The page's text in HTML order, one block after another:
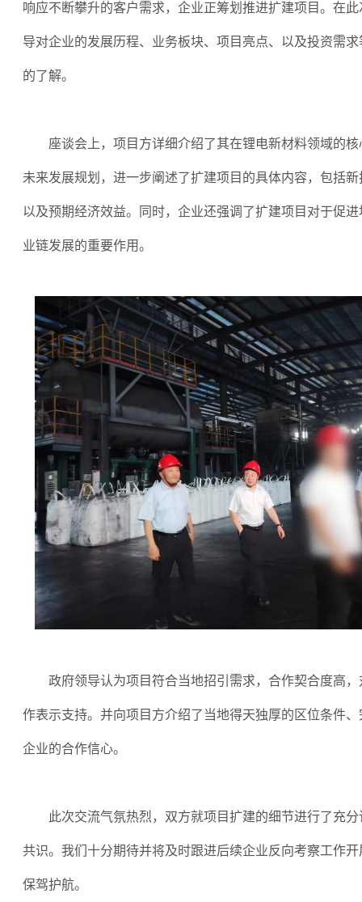
响应不断攀升的客户需求，企业正筹划推进扩建项目。在
导对企业的发展历程、业务板块、项目亮点、以及投资需
的了解。
座谈会上，项目方详细介绍了其在锂电新材料领域的核
未来发展规划，进一步阐述了扩建项目的具体内容，包括
以及预期经济效益。同时，企业还强调了扩建项目对于促
业链发展的重要作用。
政府领导认为项目符合当地招引需求，合作契合度高，
作表示支持。并向项目方介绍了当地得天独厚的区位条件
企业的合作信心。
此次交流气氛热烈，双方就项目扩建的细节进行了充分
共识。我们十分期待并将及时跟进后续企业反向考察工作
保驾护航。